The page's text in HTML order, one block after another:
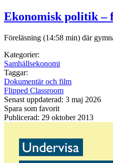
Ekonomisk politik –
Föreläsning (14:58 min) där
Kategorier:
Samhällsekonomi
Taggar:
Dokumentär och film
Flipped Classroom
Senast uppdaterad: 3 maj 2026
Spara som favorit
Publicerad: 29 oktober 2013